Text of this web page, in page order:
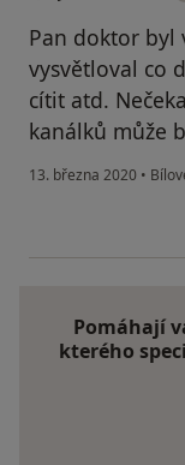
Pan doktor byl
vysvětloval co
cítit atd.
kanálků může
13. března 2020 •
Pomáhají
kterého